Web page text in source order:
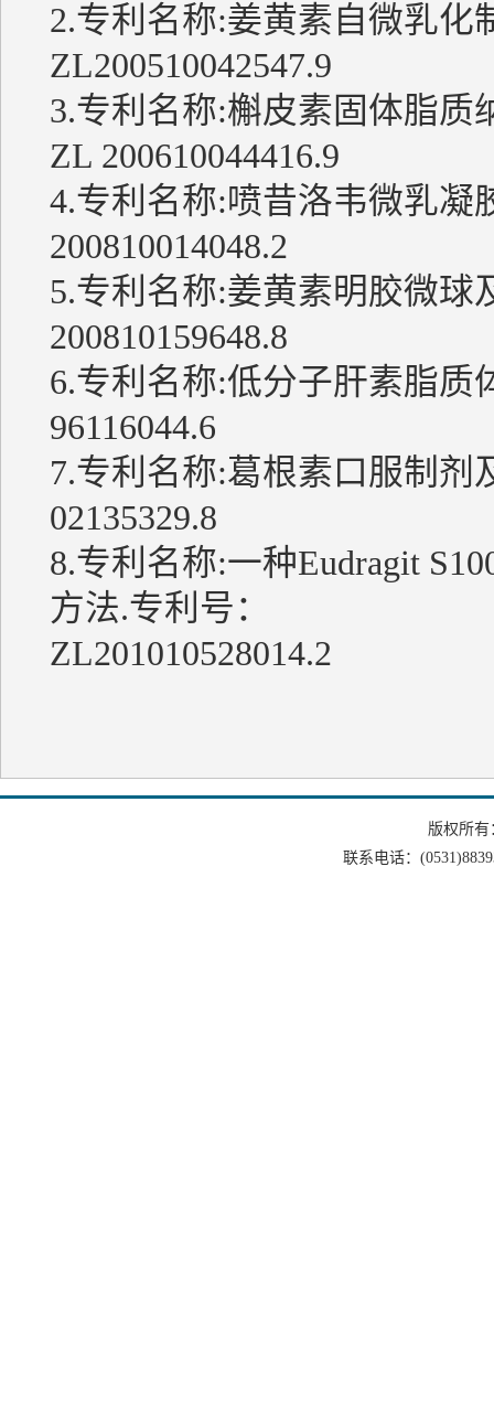
2.专利名称:姜黄素自微乳化
ZL200510042547.9
3.专利名称:槲皮素固体脂质
ZL 200610044416.9
4.专利名称:喷昔洛韦微乳凝
200810014048.2
5.专利名称:姜黄素明胶微球
200810159648.8
6.专利名称:低分子肝素脂质
96116044.6
7.专利名称:葛根素口服制剂
02135329.8
8.专利名称:一种Eudragit
方法.专利号：
ZL201010528014.2
版权所
联系电话：